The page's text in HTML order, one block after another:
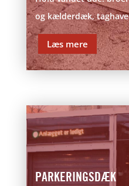
og kælderdæk,
Læs mere
PARKERINGSDÆK